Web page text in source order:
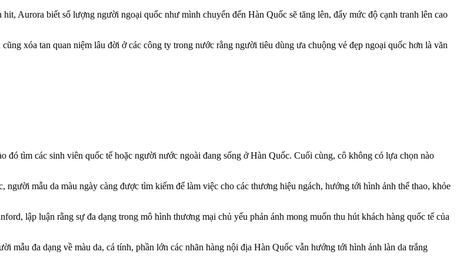
Aurora biết số lượng người ngoại quốc như mình chuyển đến Hàn Quốc sẽ tăng lên, đẩy mức độ cạnh tranh lên cao
xóa tan quan niệm lâu đời ở các công ty trong nước rằng người tiêu dùng ưa chuộng vẻ đẹp ngoại quốc hơn là văn
tìm các sinh viên quốc tế hoặc người nước ngoài đang sống ở Hàn Quốc. Cuối cùng, cô không có lựa chọn nào
mẫu d‌a mà‌u ngày càng được tìm kiếm để làm việc cho các thương hiệu ngách, hướng tới hình ảnh thể thao, khỏe
lập luận rằng sự đa dạng trong mô hình thương mại chủ yếu phản ánh mong muốn thu hút khách hàng quốc tế của
mẫu đa dạng về màu da, cá tính, phần lớn các nhãn hàng nội địa Hàn Quốc vẫn hướng tới hình ảnh làn da trắng